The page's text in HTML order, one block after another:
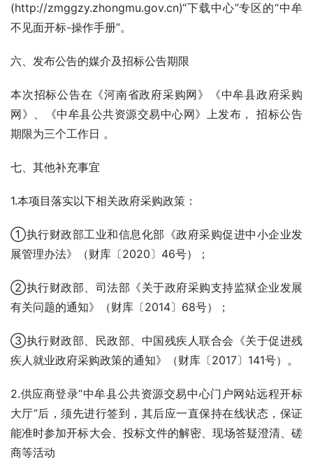
(http://zmggzy.zhongmu.gov.cn)“下载中心”专区的“中牟
不见面开标-操作手册”。
六、发布公告的媒介及招标公告期限
本次招标公告在《河南省政府采购网》《中牟县政府采购
网》、《中牟县公共资源交易中心网》上发布， 招标公告
期限为三个工作日 。
七、其他补充事宜
1.本项目落实以下相关政府采购政策：
①执行财政部工业和信息化部《政府采购促进中小企业发
展管理办法》（财库〔2020〕46号）；
②执行财政部、司法部《关于政府采购支持监狱企业发展
有关问题的通知》（财库〔2014〕68号）；
③执行财政部、民政部、中国残疾人联合会《关于促进残
疾人就业政府采购政策的通知》（财库〔2017〕141号）。
2.供应商登录“中牟县公共资源交易中心门户网站远程开标
大厅”后，须先进行签到，其后应一直保持在线状态，保证
能准时参加开标大会、投标文件的解密、现场答疑澄清、磋
商等活动